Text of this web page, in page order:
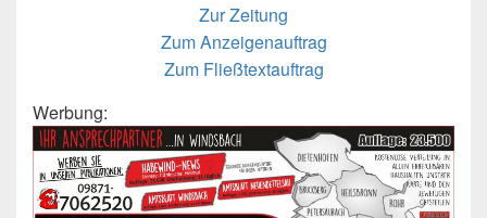
Zur Zeitung
Zum Anzeigenauftrag
Zum Fließtextauftrag
Werbung: